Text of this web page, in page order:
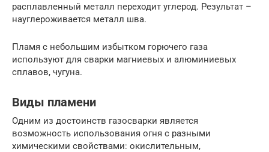
расплавленный металл переходит углерод. Результат –
науглероживается металл шва.
Пламя с небольшим избытком горючего газа
используют для сварки магниевых и алюминиевых
сплавов, чугуна.
Виды пламени
Одним из достоинств газосварки является
возможность использования огня с разными
химическими свойствами: окислительным,